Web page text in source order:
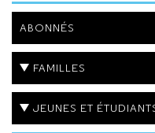
ABONNÉS
FAMILLES
JEUNES ET